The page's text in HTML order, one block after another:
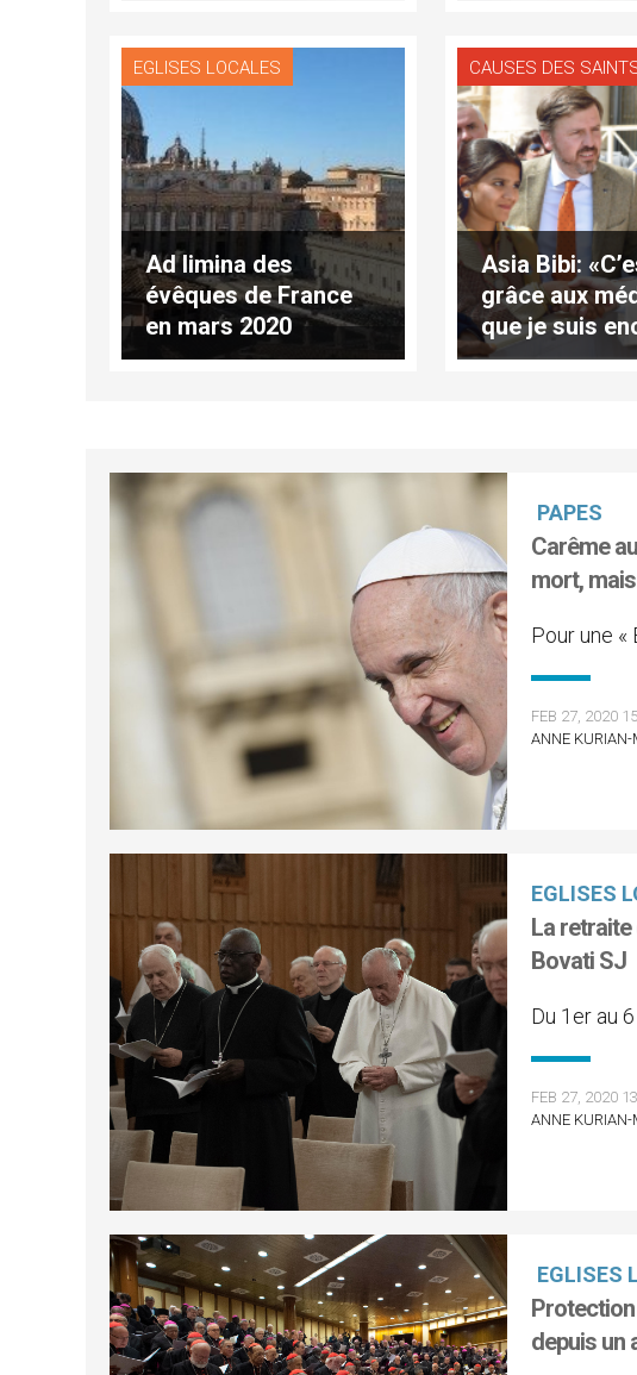
EGLISES LOCALES
Ad limina des
évêques de France
en mars 2020
CAUSES DES
Asia Bibi:
grâce aux
que je suis
vie»
PAPES
Carême
mort,
Pour une «
FEB 27, 2020
ANNE KURIAN-
EGLISES
La
Bovati SJ
Du 1er au
FEB 27, 2020
ANNE KURIAN-
EGLISES
depuis un